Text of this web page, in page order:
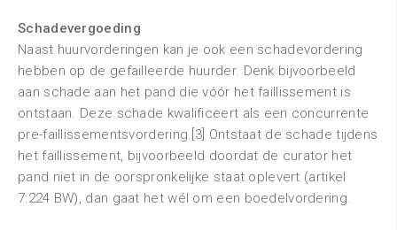
Schadevergoeding
Naast huurvorderingen kan je ook een schadevordering
hebben op de gefailleerde huurder. Denk bijvoorbeeld
aan schade aan het pand die vóór het faillissement is
ontstaan. Deze schade kwalificeert als een concurrente
pre-faillissementsvordering.[3] Ontstaat de schade tijdens
het faillissement, bijvoorbeeld doordat de curator het
pand niet in de oorspronkelijke staat oplevert (artikel
7:224 BW), dan gaat het wél om een boedelvordering.